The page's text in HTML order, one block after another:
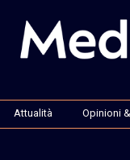
Attualità Opinioni